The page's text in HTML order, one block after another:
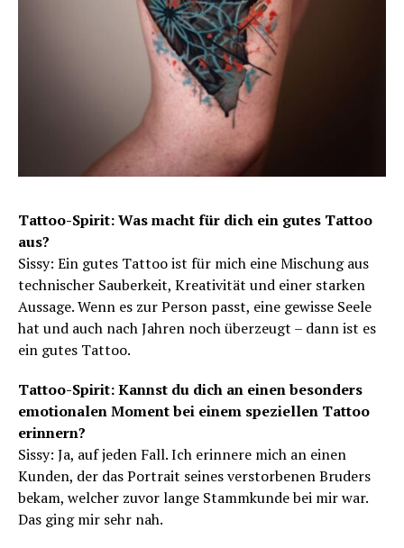
Tattoo-Spirit: Was macht für dich ein gutes Tattoo
aus?
Sissy: Ein gutes Tattoo ist für mich eine Mischung aus
technischer Sauberkeit, Kreativität und einer starken
Aussage. Wenn es zur Person passt, eine gewisse Seele
hat und auch nach Jahren noch überzeugt – dann ist es
ein gutes Tattoo.
Tattoo-Spirit: Kannst du dich an einen besonders
emotionalen Moment bei einem speziellen Tattoo
erinnern?
Sissy: Ja, auf jeden Fall. Ich erinnere mich an einen
Kunden, der das Portrait seines verstorbenen Bruders
bekam, welcher zuvor lange Stammkunde bei mir war.
Das ging mir sehr nah.